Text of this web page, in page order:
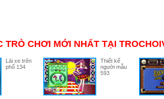
TRÒ CHƠI MỚI NHẤT TẠI
Lái xe trên
phố 134
Thiết kế
người mẫu
593